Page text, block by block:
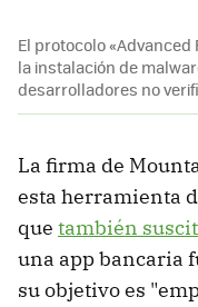
El protocolo
la instalación de
desarrolladores no
La firma de
esta herramienta
que también
una app bancaria
su objetivo es